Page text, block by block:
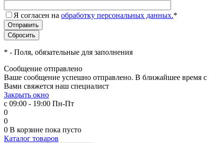
Я согласен на обработку персональных данных.*
* - Поля, обязательные для заполнения
Сообщение отправлено
Ваше сообщение успешно отправлено. В ближайшее время с
Вами свяжется наш специалист
Закрыть окно
с 09:00 - 19:00 Пн-Пт
0
0
0 В корзине пока пусто
Каталог товаров